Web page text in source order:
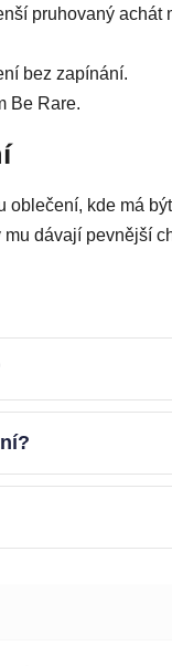
pruhovaný achát
bez zapínání.
Be Rare.
kde má
dávají pevnější